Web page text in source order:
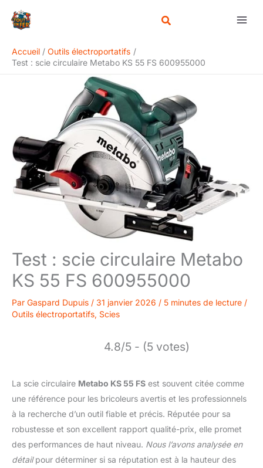
Accueil
Outils électroportatifs
Test : scie circulaire Metabo KS 55 FS 600955000
Test : scie circulaire Metabo
KS 55 FS 600955000
Par Gaspard Dupuis / 31 janvier 2026 / 5 minutes de lecture /
Outils électroportatifs, Scies
4.8/5 - (5 votes)
La scie circulaire Metabo KS 55 FS est souvent citée comme
une référence pour les bricoleurs avertis et les professionnels
à la recherche d’un outil fiable et précis. Réputée pour sa
robustesse et son excellent rapport qualité-prix, elle promet
des performances de haut niveau. Nous l’avons analysée en
détailpour déterminer si sa réputation est à la hauteur des